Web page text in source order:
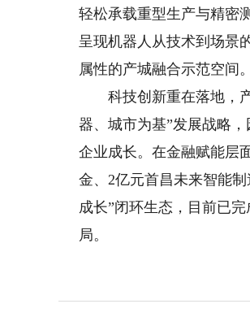
轻松承载重型生产与精密
呈现机器人从技术到场景
属性的产城融合示范空间。
科技创新重在落地，产
器、城市为基”发展战略
企业成长。在金融赋能层
金、2亿元首昌未来智能
成长”闭环生态，目前已
局。